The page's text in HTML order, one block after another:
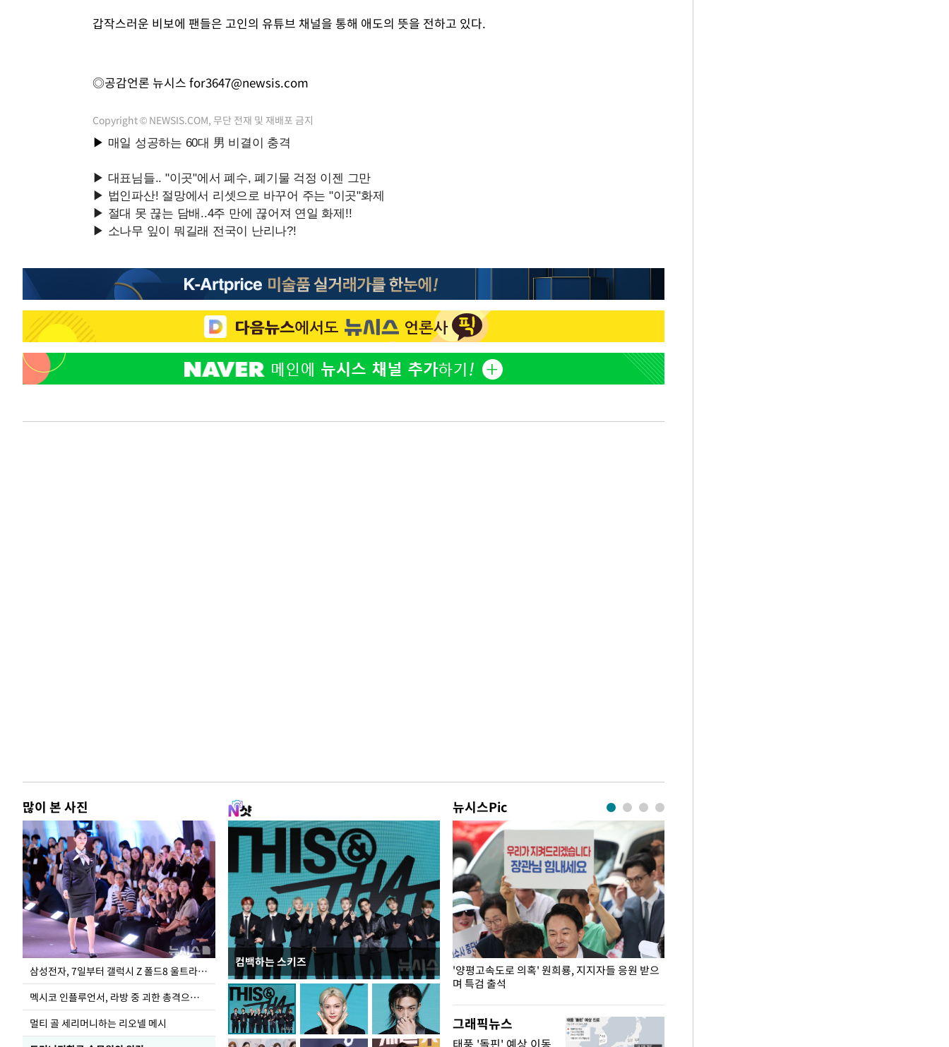
갑작스러운 비보에 팬들은 고인의 유튜브 채널을 통해 애도의 뜻을 전하고 있다.
◎공감언론 뉴시스 for3647@newsis.com
Copyright © NEWSIS.COM, 무단 전재 및 재배포 금지
많이 본 사진
삼성전자, 7일부터 갤럭시 Z 폴드8 울트라·폴드8·플립8 출시
멕시코 인플루언서, 라방 중 괴한 총격으로 사망
멀티 골 세리머니하는 리오넬 메시
컴백하는 스키즈
뉴시스Pic
이재명 대통령, "수사·기소 분리 관련 대비책 최
선 다해 강구해야"
'양평고속도로 의혹' 원희룡, 지지자들 응원 받으
며 특검 출석
그래픽뉴스
태풍 '돌핀' 예상 이동